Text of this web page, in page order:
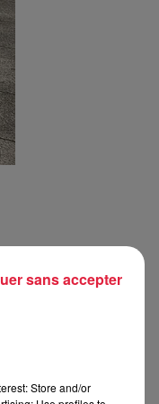
Store and/or
sans accepter